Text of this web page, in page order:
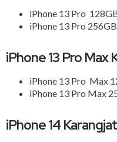
iPhone 13 Pro
iPhone 13 Pro 256GB
iPhone 13 Pro Max
iPhone 13 Pro Max
iPhone 13 Pro Max
iPhone 14